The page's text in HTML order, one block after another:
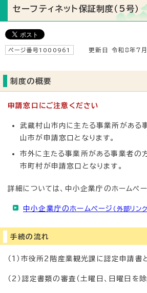
セーフティネット保証制度（5号）
ページ番号1000961 更新日 令和8年7
制度の概要
申請窓口にご注意ください
武蔵村山市内に主たる事業所がある
山市が申請窓口となります。
市外に主たる事業所がある事業者の
市町村が申請窓口となります。
詳細については、中小企業庁のホームペ
中小企業庁のホームページ （外部リンク
手続の流れ
（1）市役所2階産業観光課に認定申請書
（2）認定書類の審査（土曜日、日曜日を